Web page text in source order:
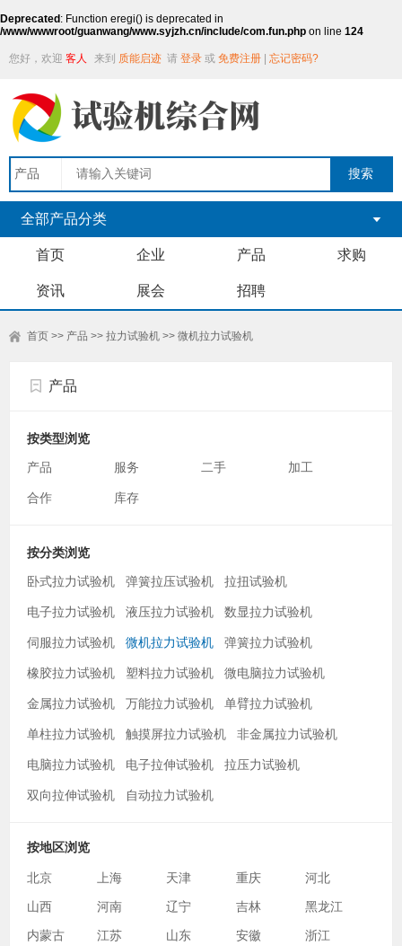
Deprecated : Function eregi() is deprecated in
/www/wwwroot/guanwang/www.syjzh.cn/include/com.fun.php on line 124
您好，欢迎 客人 来到 质能启迹 请 登录 或 免费注册 忘记密码?
全部产品分类
首页 企业 产品 求购
资讯 展会 招聘
首页 >> 产品 >> 拉力试验机 >> 微机拉力试验机
产品
按类型浏览
产品
服务 二手 加工
合作 库存
按分类浏览
卧式拉力试验机
弹簧拉压试验机 拉扭试验机
电子拉力试验机 液压拉力试验机 数显拉力试验机
伺服拉力试验机 微机拉力试验机 弹簧拉力试验机
橡胶拉力试验机 塑料拉力试验机 微电脑拉力试验机
金属拉力试验机 万能拉力试验机 单臂拉力试验机
单柱拉力试验机 触摸屏拉力试验机 非金属拉力试验机
电脑拉力试验机 电子拉伸试验机 拉压力试验机
双向拉伸试验机 自动拉力试验机
按地区浏览
北京 上海 天津 重庆
河北
山西
河南 辽宁 吉林
黑龙江
内蒙古
江苏 山东 安徽
浙江